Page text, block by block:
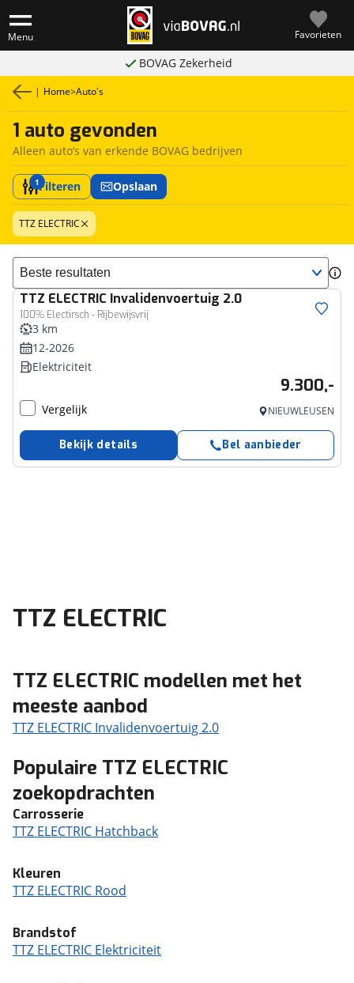
Menu Favorieten
BOVAG Zekerheid
| Home>Auto's
1 auto gevonden
Alleen auto’s van erkende BOVAG bedrijven
1Filteren Opslaan
TTZ ELECTRIC
Sorteer resultaten
TTZ ELECTRIC Invalidenvoertuig 2.0
100% Electirsch - Rijbewijsvrij
3 km
12-2026
Elektriciteit
9.300,-
Vergelijk NIEUWLEUSEN
Bekijk details Bel aanbieder
TTZ ELECTRIC
TTZ ELECTRIC modellen met het
meeste aanbod
TTZ ELECTRIC Invalidenvoertuig 2.0
Populaire TTZ ELECTRIC
zoekopdrachten
Carrosserie
TTZ ELECTRIC Hatchback
Kleuren
TTZ ELECTRIC Rood
Brandstof
TTZ ELECTRIC Elektriciteit